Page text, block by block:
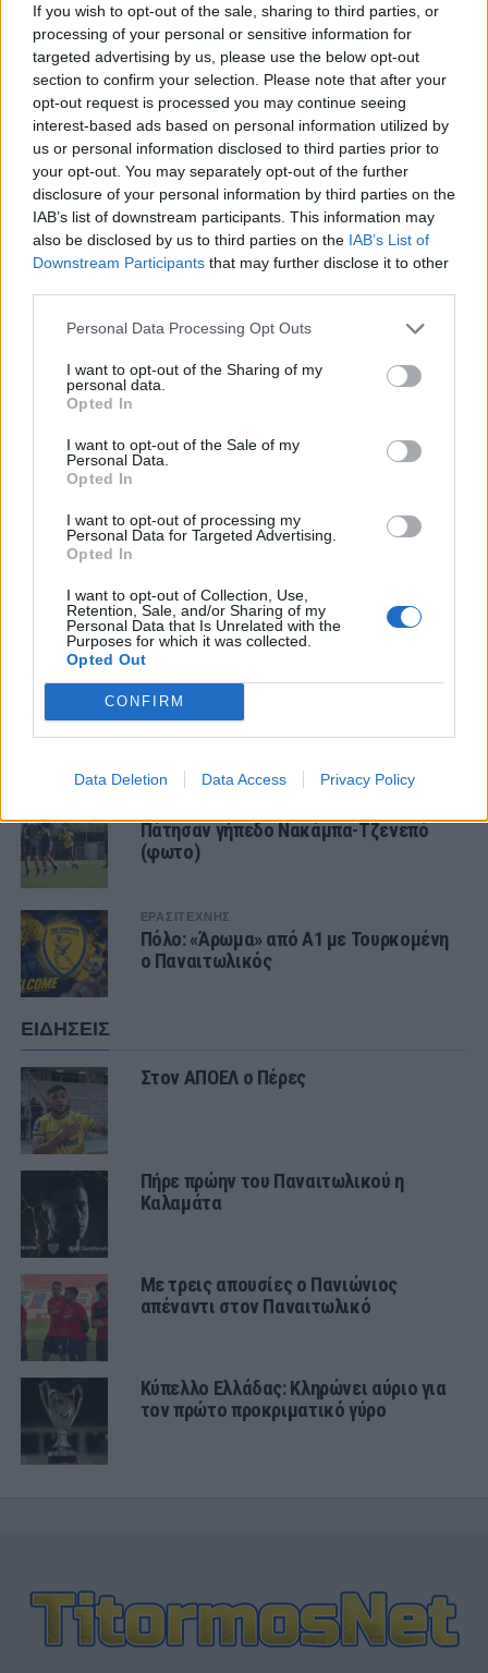
If you wish to opt-out of the sale, sharing to third parties, or
processing of your personal or sensitive information for
targeted advertising by us, please use the below opt-out
section to confirm your selection. Please note that after your
opt-out request is processed you may continue seeing
interest-based ads based on personal information utilized by
us or personal information disclosed to third parties prior to
your opt-out. You may separately opt-out of the further
disclosure of your personal information by third parties on the
IAB’s list of downstream participants. This information may
also be disclosed by us to third parties on the IAB’s List of
Downstream Participants that may further disclose it to other
Personal Data Processing Opt Outs
I want to opt-out of the Sharing of my
personal data.
Opted In
I want to opt-out of the Sale of my
Personal Data.
Opted In
I want to opt-out of processing my
Personal Data for Targeted Advertising.
Opted In
I want to opt-out of Collection, Use,
Retention, Sale, and/or Sharing of my
Personal Data that Is Unrelated with the
Purposes for which it was collected.
Opted Out
CONFIRM
Data Deletion Data Access Privacy Policy
Αστέρας Πετριτή-Ναυπακτιακός Αστέρας
Τηλυκράτης Λευκάδας-Παναγρινιακός
Απόλλων Πάργας-Πανελευσινιακός
Βύζας Μεγάρων-Διγενής Νεοχωρίου(12/3 –
15:00)
Η βαθμολογία του 3ου ομίλου στη Γ’
Εθνική:
Θέση Ομάδες Αγώνες
Βαθμοί
ΑΟ Υπάτου 16
34
Βύζας Μεγάρων 16
25
ΠΟ Φήκης
ΑΕ Λευκίμμης
25
Αστέρας Πετριτή
24
ΑΠΣ Ζάκυνθος
Απόλλων Πάργας
19
Παναγρινιακός 17
16
ΑΟ Χαλκίδας
Ναυπακτιακός Αστέρας 17 6
Πάτησαν γήπεδο Νακάμπα-Τζενεπό
(φωτο)
ΕΡΑΣΙΤΕΧΝΗΣ
Πόλο: «Άρωμα» από Α1 με Τουρκομένη
ο Παναιτωλικός
ΕΙΔΗΣΕΙΣ
Στον ΑΠΟΕΛ ο Πέρες
Πήρε πρώην του Παναιτωλικού η
Καλαμάτα
Με τρεις απουσίες ο Πανιώνιος
απέναντι στον Παναιτωλικό
Κύπελλο Ελλάδας: Κληρώνει αύριο για
τον πρώτο προκριματικό γύρο